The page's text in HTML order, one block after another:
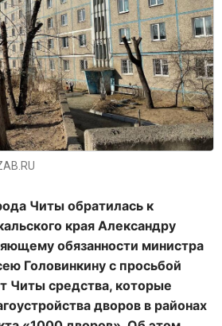
Читы обратилась к
края Александру
обязанности министра
Головинкину с просьбой
Читы средства, которые
дворов в районах